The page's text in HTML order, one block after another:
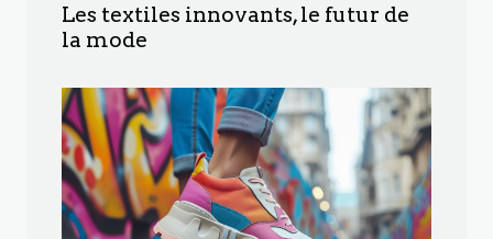
Les textiles innovants, le futur de
la mode